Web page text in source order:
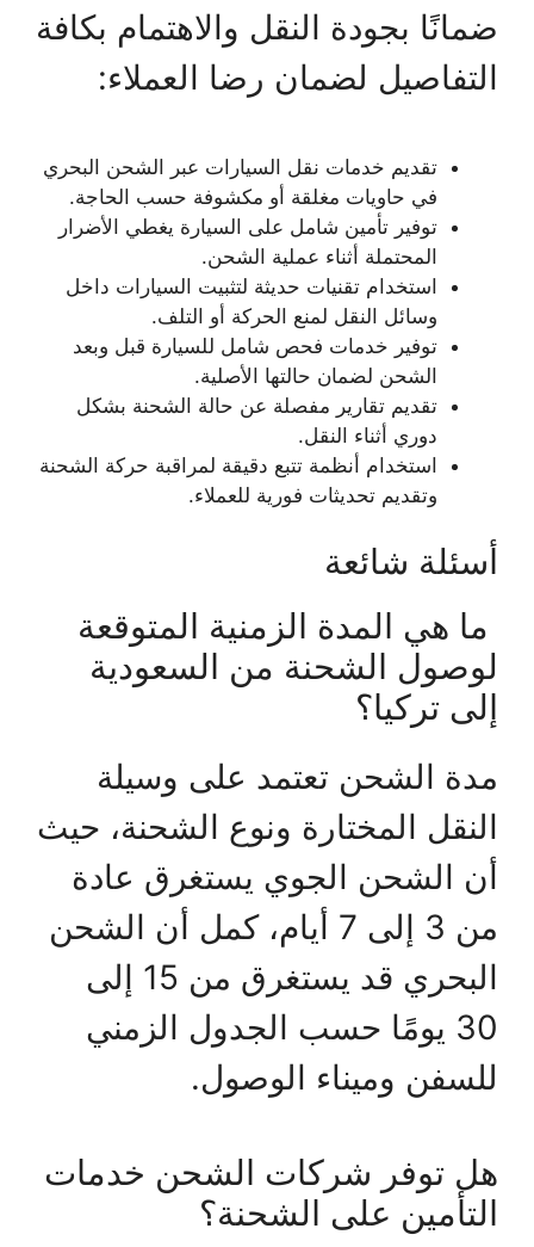
ضمانًا بجودة النقل والاهتمام بكافة
التفاصيل لضمان رضا العملاء:
تقديم خدمات نقل السيارات عبر الشحن البحري
في حاويات مغلقة أو مكشوفة حسب الحاجة.
توفير تأمين شامل على السيارة يغطي الأضرار
المحتملة أثناء عملية الشحن.
استخدام تقنيات حديثة لتثبيت السيارات داخل
وسائل النقل لمنع الحركة أو التلف.
توفير خدمات فحص شامل للسيارة قبل وبعد
الشحن لضمان حالتها الأصلية.
تقديم تقارير مفصلة عن حالة الشحنة بشكل
دوري أثناء النقل.
استخدام أنظمة تتبع دقيقة لمراقبة حركة الشحنة
وتقديم تحديثات فورية للعملاء.
أسئلة شائعة
ما هي المدة الزمنية المتوقعة
لوصول الشحنة من السعودية
إلى تركيا؟
مدة الشحن تعتمد على وسيلة
النقل المختارة ونوع الشحنة، حيث
أن الشحن الجوي يستغرق عادة
من 3 إلى 7 أيام، كمل أن الشحن
البحري قد يستغرق من 15 إلى
30 يومًا حسب الجدول الزمني
للسفن وميناء الوصول.
هل توفر شركات الشحن خدمات
التأمين على الشحنة؟